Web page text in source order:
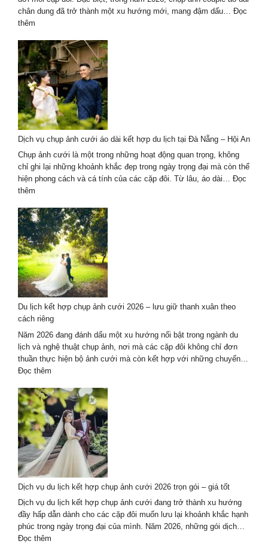
Trend
chân dung đã trở thành một xu hướng mới, mang đậm dấu… Đọc
thêm
ảnh
couple
áo
dài
chân
dung
cho
dịp
kỷ
niệm
tình
yêu
Dịch vụ chụp ảnh cưới áo dài kết hợp du lịch tại Đà Nẵng – Hội An
Chụp ảnh cưới là một trong những hoạt động quan trọng, không
chỉ ghi lại những khoảnh khắc đẹp trong ngày trọng đại mà còn thể
hiện phong cách và cá tính của các cặp đôi. Từ lâu, áo dài… Đọc
thêm
vụ
chụp
ảnh
cưới
áo
dài
kết
hợp
du
lịch
tại
Đà
Nẵng
–
An
Du lịch kết hợp chụp ảnh cưới 2026 – lưu giữ thanh xuân theo
cách riêng
Năm 2026 đang đánh dấu một xu hướng nổi bật trong ngành du
lịch và nghệ thuật chụp ảnh, nơi mà các cặp đôi không chỉ đơn
thuần thực hiện bộ ảnh cưới mà còn kết hợp với những chuyến…
Đọc thêm
lịch
kết
hợp
chụp
ảnh
cưới
2026
–
lưu
giữ
thanh
xuân
Dịch vụ du lịch kết hợp chụp ảnh cưới 2026 trọn gói – giá tốt
Dịch vụ du lịch kết hợp chụp ảnh cưới đang trở thành xu hướng
đầy hấp dẫn dành cho các cặp đôi muốn lưu lại khoảnh khắc hạnh
phúc trong ngày trọng đại của mình. Năm 2026, những gói dịch…
Đọc thêm